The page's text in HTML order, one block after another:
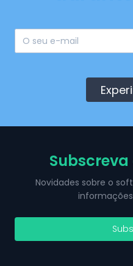
Novidades sobre o